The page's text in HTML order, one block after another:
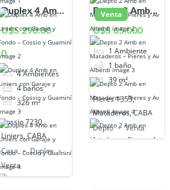
Duplex 4 Amb
en Liniers con
Garaje y Fondo
– Cossio y
Guaminí
U$S 290.00
0
4Ambientes
4baños
326m²
Cossio 7230,
Liniers, CABA
Casa
Duplex
Venta
Venta
Depto 2 Amb
en Mataderos –
Pieres y Av
Alberdi
U$S 65.000
1 Ambiente
1 baño
39m²
Pieres 1353,
Mataderos, CABA
Depto
Venta